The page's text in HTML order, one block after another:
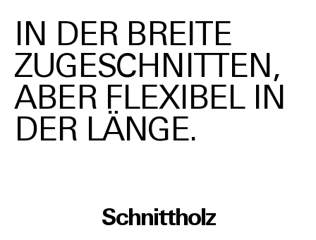
IN DER BREITE
ZUGESCHNITTEN,
ABER FLEXIBEL IN
DER LÄNGE.
Schnittholz